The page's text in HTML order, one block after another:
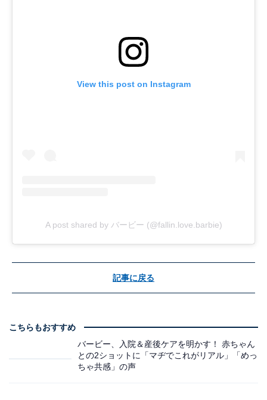
View this post on Instagram
A post shared by バービー (@fallin.love.barbie)
記事に戻る
こちらもおすすめ
バービー、入院＆産後ケアを明かす！ 赤ちゃん
との2ショットに「マヂでこれがリアル」「めっ
ちゃ共感」の声